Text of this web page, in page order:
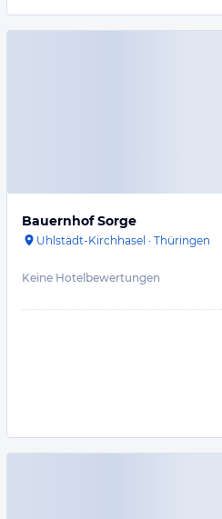
Bauernhof Sorge
Uhlstädt-Kirchhasel · Thüringen
Keine Hotelbewertungen